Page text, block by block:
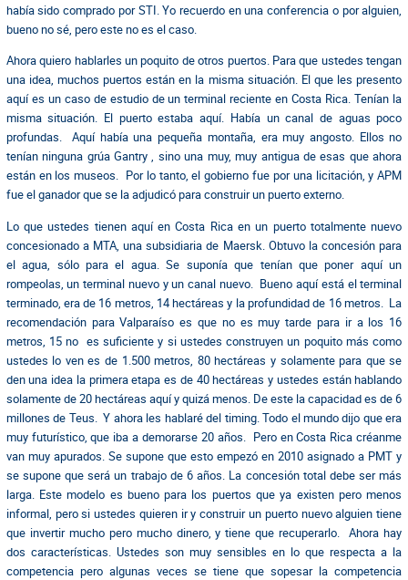
había sido comprado por STI. Yo recuerdo en una conferencia o por alguien,
bueno no sé, pero este no es el caso.
Ahora quiero hablarles un poquito de otros puertos. Para que ustedes tengan
una idea, muchos puertos están en la misma situación. El que les presento
aquí es un caso de estudio de un terminal reciente en Costa Rica. Tenían la
misma situación. El puerto estaba aquí. Había un canal de aguas poco
profundas. Aquí había una pequeña montaña, era muy angosto. Ellos no
tenían ninguna grúa Gantry , sino una muy, muy antigua de esas que ahora
están en los museos. Por lo tanto, el gobierno fue por una licitación, y APM
fue el ganador que se la adjudicó para construir un puerto externo.
Lo que ustedes tienen aquí en Costa Rica en un puerto totalmente nuevo
concesionado a MTA, una subsidiaria de Maersk. Obtuvo la concesión para
el agua, sólo para el agua. Se suponía que tenían que poner aquí un
rompeolas, un terminal nuevo y un canal nuevo. Bueno aquí está el terminal
terminado, era de 16 metros, 14 hectáreas y la profundidad de 16 metros. La
recomendación para Valparaíso es que no es muy tarde para ir a los 16
metros, 15 no es suficiente y si ustedes construyen un poquito más como
ustedes lo ven es de 1.500 metros, 80 hectáreas y solamente para que se
den una idea la primera etapa es de 40 hectáreas y ustedes están hablando
solamente de 20 hectáreas aquí y quizá menos. De este la capacidad es de 6
millones de Teus. Y ahora les hablaré del timing. Todo el mundo dijo que era
muy futurístico, que iba a demorarse 20 años. Pero en Costa Rica créanme
van muy apurados. Se supone que esto empezó en 2010 asignado a PMT y
se supone que será un trabajo de 6 años. La concesión total debe ser más
larga. Este modelo es bueno para los puertos que ya existen pero menos
informal, pero si ustedes quieren ir y construir un puerto nuevo alguien tiene
que invertir mucho pero mucho dinero, y tiene que recuperarlo. Ahora hay
dos características. Ustedes son muy sensibles en lo que respecta a la
competencia pero algunas veces se tiene que sopesar la competencia